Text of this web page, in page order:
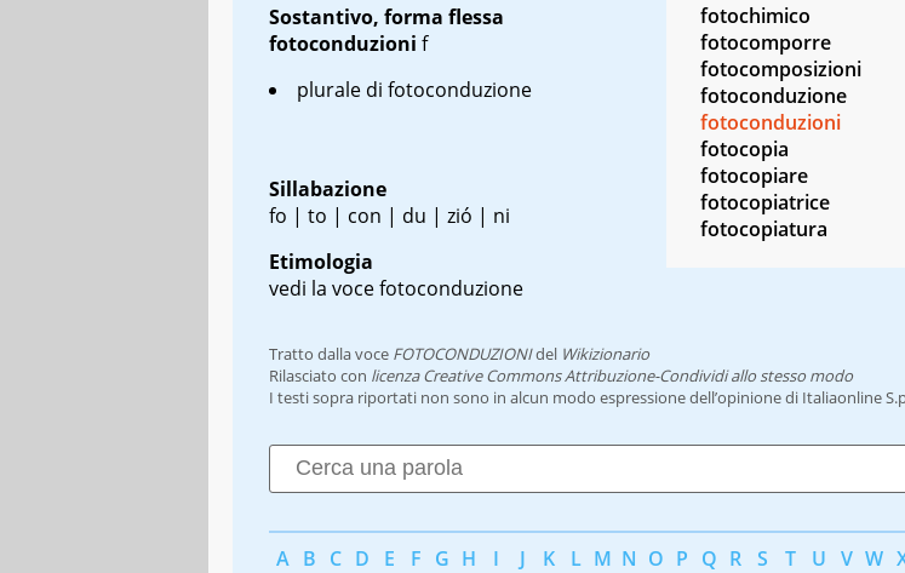
Sostantivo, forma flessa
fotoconduzioni f
plurale di fotoconduzione
Sillabazione
fo | to | con | du | zió | ni
Etimologia
vedi la voce fotoconduzione
fotochimico
fotocomporre
fotocomposizioni
fotoconduzione
fotoconduzioni
fotocopia
fotocopiare
fotocopiatrice
fotocopiatura
Tratto dalla voce FOTOCONDUZIONIdel Wikizionario
Rilasciato con licenza Creative Commons Attribuzione-Condividi allo stesso modo
I testi sopra riportati non sono in alcun modo espressione dell’opinione di Italiaonline
A B C D E F G H I J K L M N O P Q R S T U V W